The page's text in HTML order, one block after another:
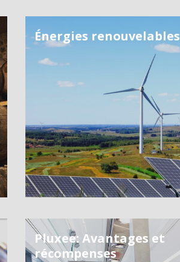
Énergies renouvelables
Pluxee: Avantages et
récompenses